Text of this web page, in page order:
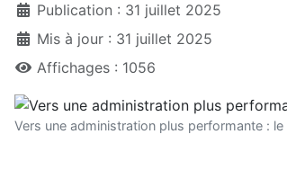
Publication : 31 juillet 2025
Mis à jour : 31 juillet 2025
Affichages : 1056
Vers une administration plus performante :